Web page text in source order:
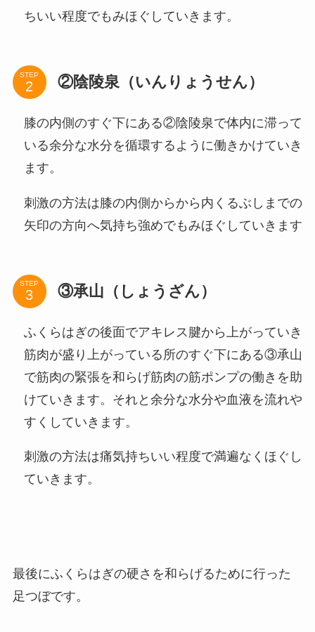
ちいい程度でもみほぐしていきます。
STEP ②陰陵泉（いんりょうせん）
膝の内側のすぐ下にある②陰陵泉で体内に滞って
いる余分な水分を循環するように働きかけていき
ます。
刺激の方法は膝の内側からから内くるぶしまでの
矢印の方向へ気持ち強めでもみほぐしていきます
STEP ③承山（しょうざん）
ふくらはぎの後面でアキレス腱から上がっていき
筋肉が盛り上がっている所のすぐ下にある③承山
で筋肉の緊張を和らげ筋肉の筋ポンプの働きを助
けていきます。それと余分な水分や血液を流れや
すくしていきます。
刺激の方法は痛気持ちいい程度で満遍なくほぐし
ていきます。
最後にふくらはぎの硬さを和らげるために行った
足つぼです。